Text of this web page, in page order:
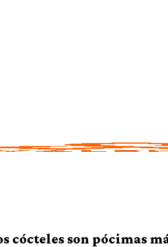
cócteles son pócimas